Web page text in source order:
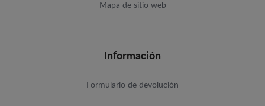
Mapa de sitio web
Información
Formulario de devolución